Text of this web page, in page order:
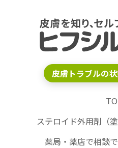
皮膚トラブルの
ステロイド外用剤（
薬局・薬店で相談